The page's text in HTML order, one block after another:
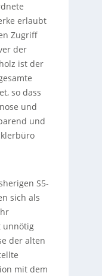
erlaubt
Zugriff
der
ist der
so dass
und
und
S5-
sich als
unnötig
der alten
mit dem